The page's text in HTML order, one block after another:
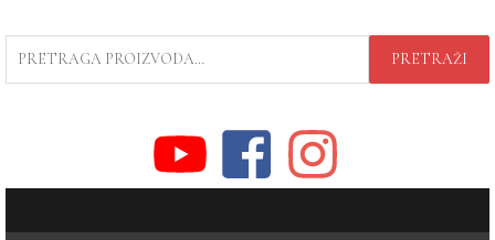
ZA:
PRETRAŽI